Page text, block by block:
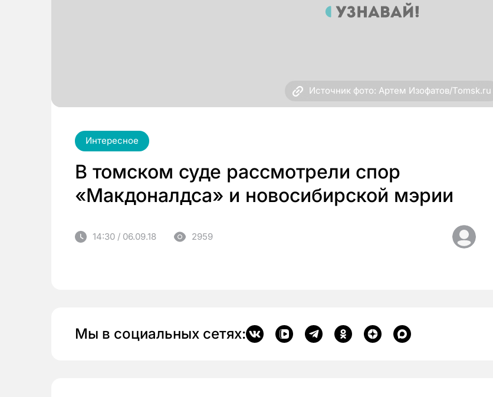
Источник фото: Артем Изофатов/Tomsk.ru
Интересное
В томском суде рассмотрели спор
«Макдоналдса» и новосибирской мэрии
14:30 / 06.09.18 2959
Мы в социальных сетях: